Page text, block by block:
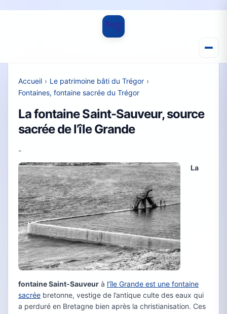
Accueil › Le patrimoine bâti du Trégor ›
Fontaines, fontaine sacrée du Trégor
La fontaine Saint-Sauveur, source
sacrée de l’île Grande
-
La
fontaine Saint-Sauveur à l’île Grande est une fontaine
sacrée bretonne, vestige de l’antique culte des eaux qui
a perduré en Bretagne bien après la christianisation. Ces